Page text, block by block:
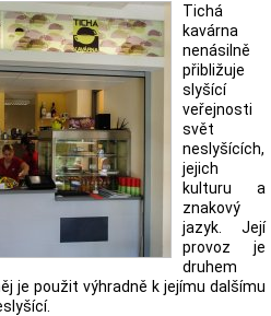
Tichá
kavárna
nenásilně
přibližuje
slyšící
veřejnosti
svět
neslyšících,
jejich
kulturu a
znakový
jazyk. Její
provoz je
druhem
je použit výhradně k jejímu dalšímu